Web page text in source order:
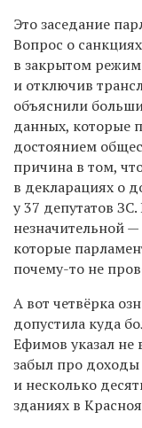
Это заседание
Вопрос о
в закрытом
и отключив
объяснили
данных, которые
достоянием
причина в том,
в декларациях о
у 37 депутатов
незначительной
которые
почему-то не
А вот четвёрка
допустила куда
Ефимов указал не
забыл про
и несколько
зданиях в